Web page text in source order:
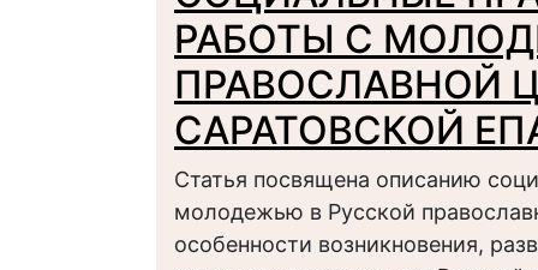
РАБОТЫ С
ПРАВОСЛАВНОЙ
САРАТОВСКОЙ
Статья посвящена описанию
молодежью в Русской
особенности возникновения,